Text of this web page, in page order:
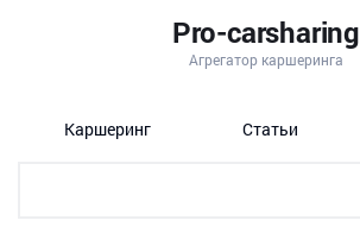
Pro-carsharing
Агрегатор каршеринга
Каршеринг Статьи